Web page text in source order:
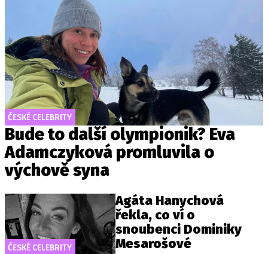
ČESKÉ CELEBRITY
Bude to další olympionik? Eva
Adamczyková promluvila o
výchově syna
ČESKÉ CELEBRITY
Agáta Hanychová
řekla, co ví o
snoubenci Dominiky
Mesarošové